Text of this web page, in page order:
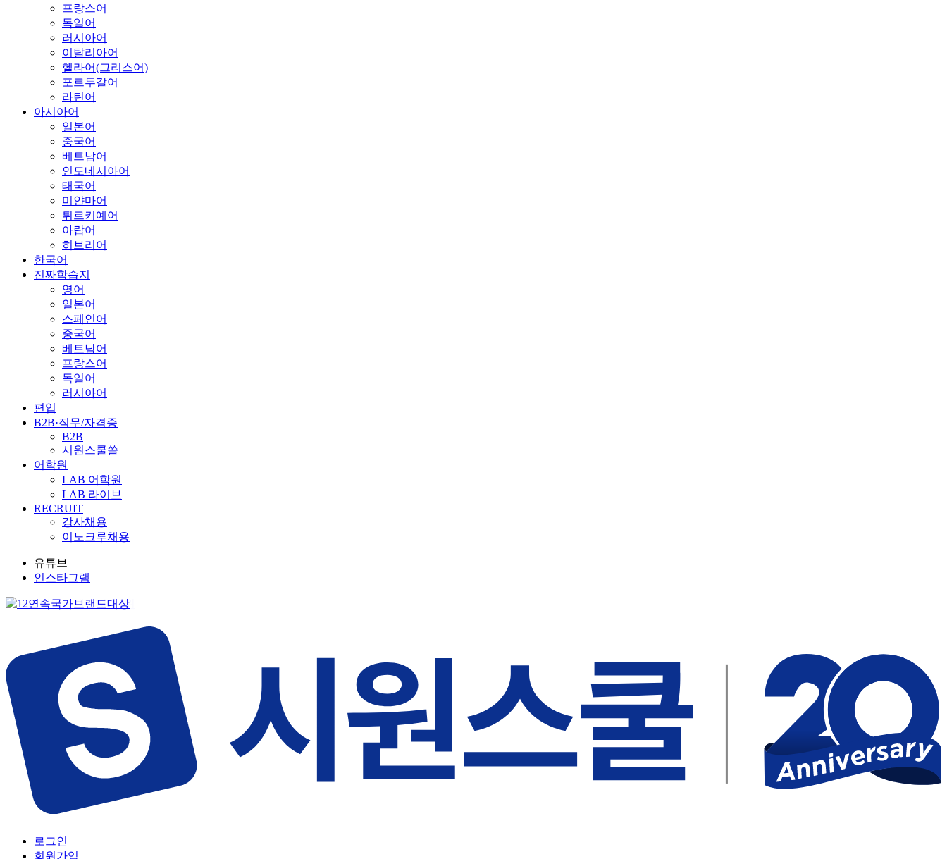
프랑스어
독일어
러시아어
이탈리아어
헬라어(그리스어)
포르투갈어
라틴어
아시아어
일본어
중국어
베트남어
인도네시아어
태국어
미얀마어
튀르키예어
아랍어
히브리어
한국어
진짜학습지
영어
일본어
스페인어
중국어
베트남어
프랑스어
독일어
러시아어
편입
B2B·직무/자격증
B2B
시원스쿨쓸
어학원
LAB 어학원
LAB 라이브
RECRUIT
강사채용
이노크루채용
유튜브
인스타그램
로그인
회원가입